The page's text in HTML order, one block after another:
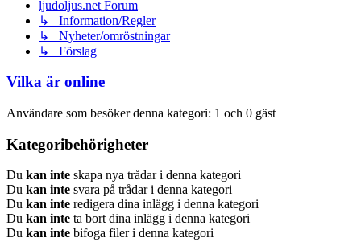
ljudoljus.net Forum
↳ Information/Regler
↳ Nyheter/omröstningar
↳ Förslag
Vilka är online
Användare som besöker denna kategori: 1 och 0 gäst
Kategoribehörigheter
Du kan inte skapa nya trådar i denna kategori
Du kan inte svara på trådar i denna kategori
Du kan inte redigera dina inlägg i denna kategori
Du kan inte ta bort dina inlägg i denna kategori
Du kan inte bifoga filer i denna kategori